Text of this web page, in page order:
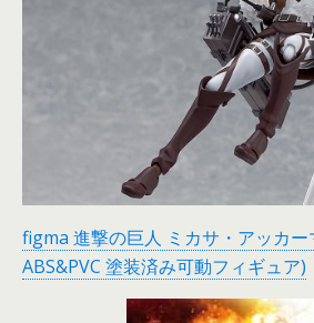
figma 進撃の巨人 ミカサ・アッカ
ABS&PVC 塗装済み可動フィギュア)